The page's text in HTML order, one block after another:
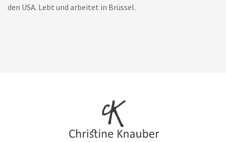
den USA. Lebt und arbeitet in Brüssel.